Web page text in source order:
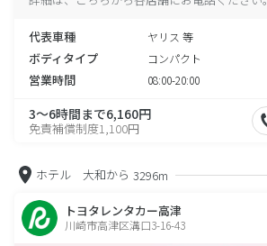
代表車種 ヤリス 等
ボディタイプ コンパクト
営業時間 08:00-20:00
3～6時間まで6,160円
免責補償制度1,100円
ホテル 大和から 3296m
トヨタレンタカー高津
川崎市高津区溝口3-16-43